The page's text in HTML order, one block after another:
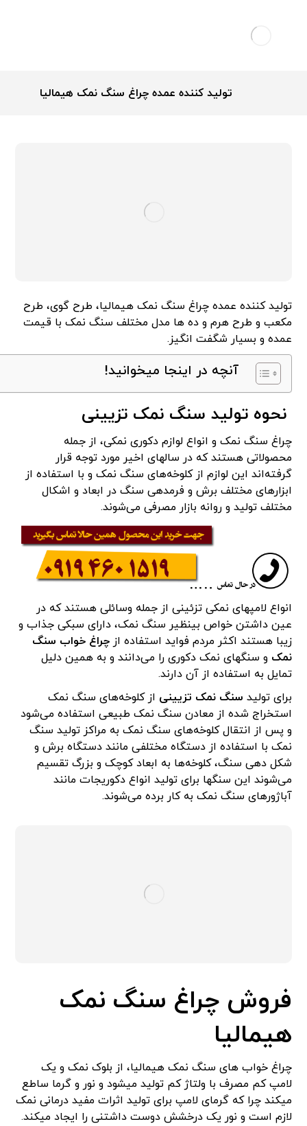
تولید کننده عمده چراغ سنگ نمک هیمالیا
تولید کننده عمده چراغ سنگ نمک هیمالیا، طرح گوی، طرح
مکعب و طرح هرم و ده ها مدل مختلف سنگ نمک با قیمت
عمده و بسیار شگفت انگیز.
آنچه در اینجا میخوانید!
نحوه تولید سنگ نمک تزیینی
چراغ سنگ نمک و انواع لوازم دکوری نمکی، از جمله
محصولاتی هستند که در سال­های اخیر مورد توجه قرار
گرفته‌اند این لوازم از کلوخه‌­های سنگ نمک و با استفاده از
ابزارهای مختلف برش و فرم­دهی سنگ در ابعاد و اشکال
مختلف تولید و روانه بازار مصرفی می‌­شوند.
انواع لامپ­های نمکی تزئینی از جمله وسائلی هستند که در
عین داشتن خواص بی­نظیر سنگ نمک، دارای سبکی جذاب و
زیبا هستند اکثر مردم فواید استفاده ازچراغ خواب سنگ
نمک و سنگ­های نمک دکوری را می‌­دانند و به همین دلیل
تمایل به استفاده از آن دارند.
برای تولید سنگ نمک تزیینی از کلوخه‌­های سنگ نمک
استخراج شده از معادن سنگ نمک طبیعی استفاده می‌­شود
و پس از انتقال کلوخه‌های سنگ نمک به مراکز تولید سنگ
نمک با استفاده از دستگاه مختلفی مانند دستگاه برش و
شکل­ دهی سنگ، کلوخه‌­ها به ابعاد کوچک و بزرگ تقسیم
می‌­شوند این سنگ­ها برای تولید انواع دکوریجات مانند
آباژورهای سنگ نمک به کار برده می‌­شوند.
فروش چراغ سنگ نمک
هیمالیا
چراغ خواب های سنگ نمک هیمالیا، از بلوک نمک و یک
لامپ کم مصرف با ولتاژ کم تولید می­شود و نور و گرما ساطع
می­کند چرا که گرمای لامپ برای تولید اثرات مفید درمانی نمک
لازم است و نور یک درخشش دوست داشتنی را ایجاد می­کند.